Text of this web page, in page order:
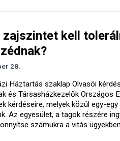
zajszintet kell
28.
Háztartás szaklap Olvasói
és Társasházkezelők Országos
kérdéseire, melyek közül egy-
Az egyesület, a tagok részére
számukra a vitás